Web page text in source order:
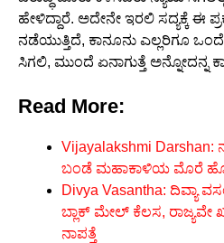
ಹೇಳಿದ್ದಾರೆ. ಅದೇನೇ ಇರಲಿ ಸದ್ಯಕ್ಕೆ ಈ
ನಡೆಯುತ್ತಿದೆ, ಕಾನೂನು ಎಲ್ಲರಿಗೂ
ಸಿಗಲಿ, ಮುಂದೆ ಏನಾಗುತ್ತೆ ಅನ್ನೋದನ್ನ
Read More:
Vijayalakshmi Darshan:
ಬಂಡೆ ಮಹಾಕಾಳಿಯ ಮೊರೆ
Divya Vasantha: ದಿವ್ಯಾ
ಬ್ಲಾಕ್ ಮೇಲ್ ಕೆಲಸ, ರಾಜ್ಯವೇ
ನಾಪತ್ತೆ